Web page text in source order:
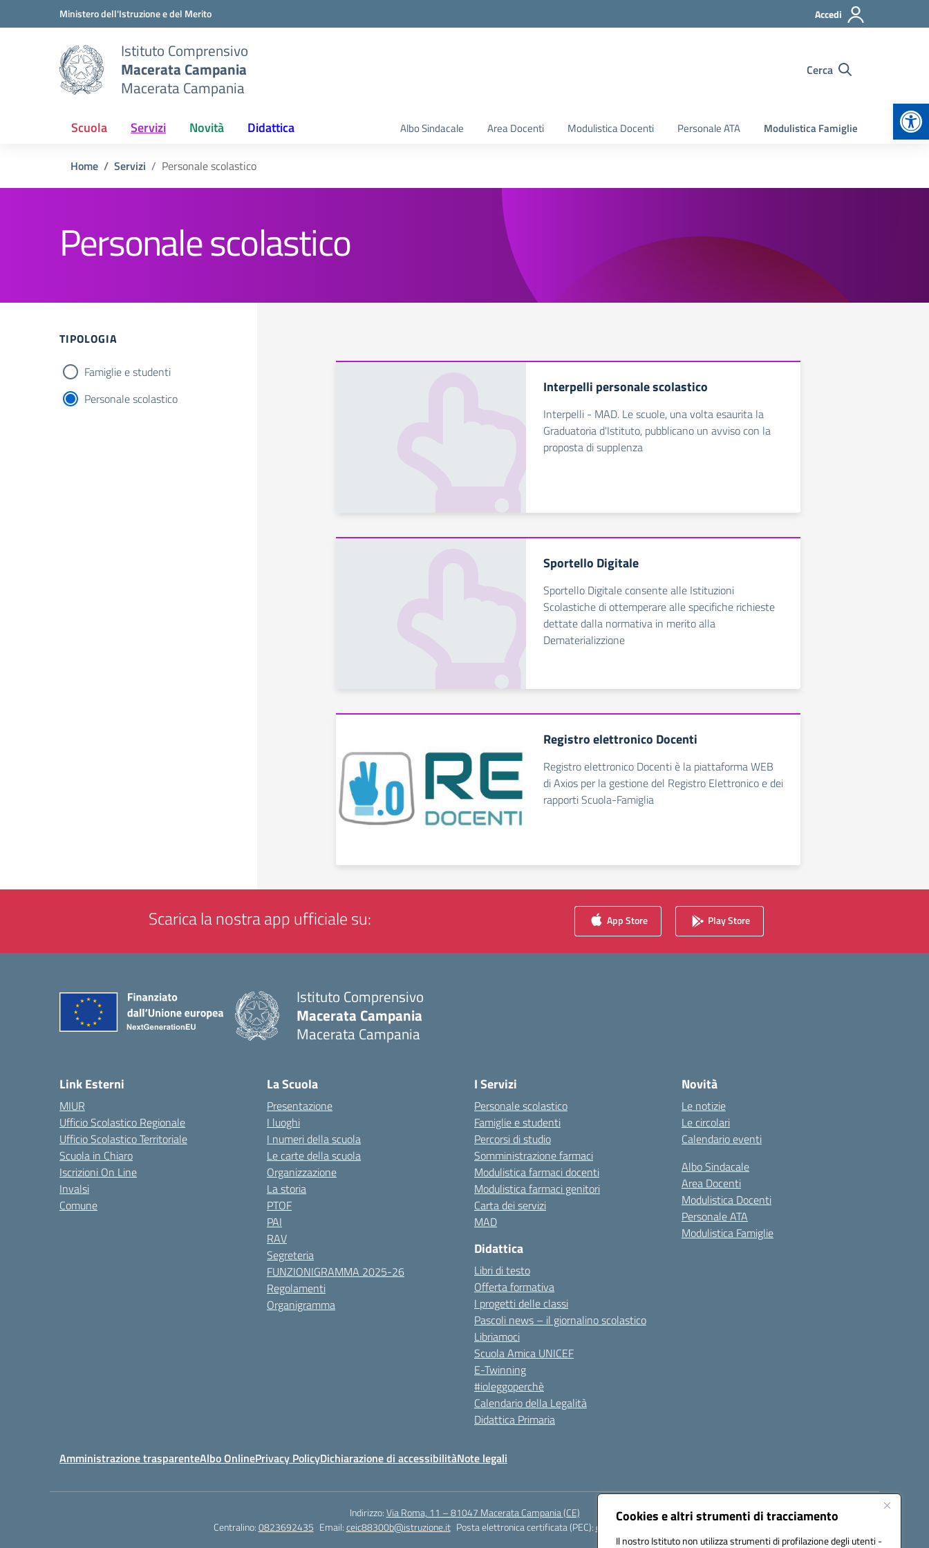
Cookies e altri strumenti di tracciamento
Il nostro Istituto non utilizza strumenti di profilazione degli utenti -
Vai ai contenuti
Vai al menu di navigazioneMinistero dell'Istruzione e del Merito Accedi
Istituto Comprensivo
Macerata Campania
Macerata Campania
Cerca
Scuola Servizi Novità Didattica Albo Sindacale Area Docenti Modulistica Docenti Personale ATA Modulistica Famiglie
Home Servizi Personale scolastico
Personale scolastico
Filtri
TIPOLOGIA
Famiglie e studenti
Personale scolastico
Interpelli personale scolastico
Interpelli - MAD. Le scuole, una volta esaurita la
Graduatoria d'Istituto, pubblicano un avviso con la
proposta di supplenza
Sportello Digitale
Sportello Digitale consente alle Istituzioni
Scolastiche di ottemperare alle specifiche richieste
dettate dalla normativa in merito alla
Dematerializzione
Registro elettronico Docenti
Registro elettronico Docenti è la piattaforma WEB
di Axios per la gestione del Registro Elettronico e dei
rapporti Scuola-Famiglia
Scarica la nostra app ufficiale su: App Store Play Store
Istituto Comprensivo
Macerata Campania
Macerata Campania
Link Esterni
MIUR
Ufficio Scolastico Regionale
Ufficio Scolastico Territoriale
Scuola in Chiaro
Iscrizioni On Line
Invalsi
Comune
La Scuola
Presentazione
I luoghi
I numeri della scuola
Le carte della scuola
Organizzazione
La storia
PTOF
PAI
RAV
Segreteria
FUNZIONIGRAMMA 2025-26
Regolamenti
Organigramma
I Servizi
Personale scolastico
Famiglie e studenti
Percorsi di studio
Somministrazione farmaci
Modulistica farmaci docenti
Modulistica farmaci genitori
Carta dei servizi
MAD
Didattica
Libri di testo
Offerta formativa
I progetti delle classi
Pascoli news – il giornalino scolastico
Libriamoci
Scuola Amica UNICEF
E-Twinning
#ioleggoperchè
Calendario della Legalità
Didattica Primaria
Novità
Le notizie
Le circolari
Calendario eventi
Albo Sindacale
Area Docenti
Modulistica Docenti
Personale ATA
Modulistica Famiglie
Amministrazione trasparenteAlbo OnlinePrivacy PolicyDichiarazione di accessibilitàNote legali
Indirizzo:Via Roma, 11 – 81047 Macerata Campania (CE)
Centralino:0823692435 Email:ceic88300b@istruzione.it Posta elettronica certificata (PEC):ceic88300b@pec.istruzione.it